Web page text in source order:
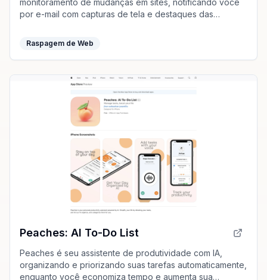
monitoramento de mudanças em sites, notificando você
por e-mail com capturas de tela e destaques das
Raspagem de Web
Peaches: AI To-Do List
Peaches é seu assistente de produtividade com IA,
organizando e priorizando suas tarefas automaticamente,
enquanto você economiza tempo e aumenta sua